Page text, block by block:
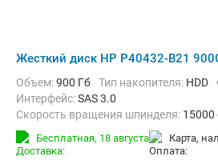
Жесткий диск HP P40432-B21
Объем:900 Гб Тип накопителя: HDD
Интерфейс:SAS 3.0
Скорость вращения шпинделя:
Бесплатная, 18 августа карта,